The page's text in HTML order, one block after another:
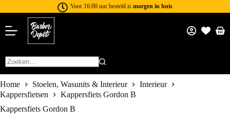
Voor 16:00 uur besteld is morgen in huis
Home Stoelen, Wasunits & Interieur
Interieur
Kappersfietsen
Kappersfiets Gordon B
Kappersfiets Gordon B